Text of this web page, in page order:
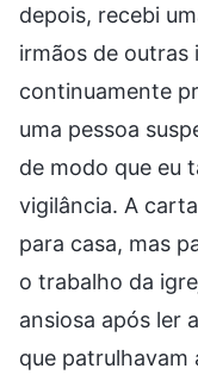
depois, recebi
irmãos de outras
continuamente
uma pessoa
de modo que eu
vigilância. A
para casa, mas
o trabalho da
ansiosa após ler
que patrulhavam